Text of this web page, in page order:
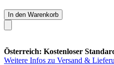
In den Warenkorb
Österreich: Kostenloser
Weitere Infos zu Versand &